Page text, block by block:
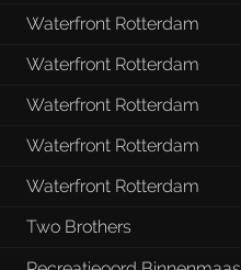
Waterfront Rotterdam
Waterfront Rotterdam
Waterfront Rotterdam
Waterfront Rotterdam
Waterfront Rotterdam
Two Brothers